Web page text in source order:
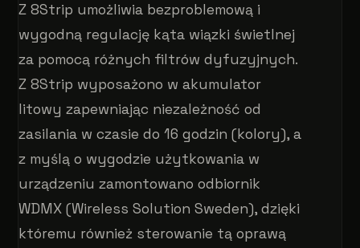
Z 8Strip umożliwia bezproblemową i
wygodną regulację kąta wiązki świetlnej
za pomocą różnych filtrów dyfuzyjnych.
Z 8Strip wyposażono w akumulator
litowy zapewniając niezależność od
zasilania w czasie do 16 godzin (kolory), a
z myślą o wygodzie użytkowania w
urządzeniu zamontowano odbiornik
WDMX (Wireless Solution Sweden), dzięki
któremu również sterowanie tą oprawą